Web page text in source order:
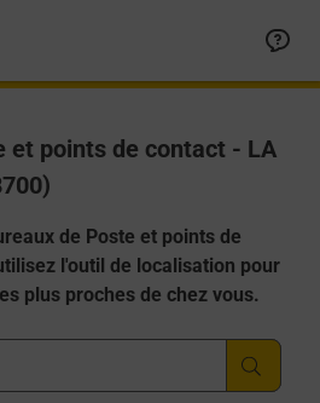
et points de contact - LA
de Poste et points de
l'outil de localisation pour
plus proches de chez vous.
Postal